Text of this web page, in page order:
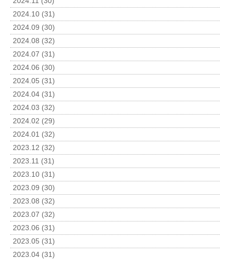
2024.10 (31)
2024.09 (30)
2024.08 (32)
2024.07 (31)
2024.06 (30)
2024.05 (31)
2024.04 (31)
2024.03 (32)
2024.02 (29)
2024.01 (32)
2023.12 (32)
2023.11 (31)
2023.10 (31)
2023.09 (30)
2023.08 (32)
2023.07 (32)
2023.06 (31)
2023.05 (31)
2023.04 (31)